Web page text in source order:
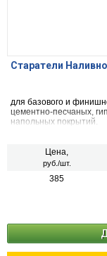
Старатели
для базового и
цементно-песчаных,
напольных покрытий.
Цена,
руб./шт.
385